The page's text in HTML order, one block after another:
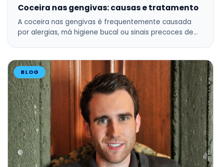
Coceira nas gengivas: causas e tratamento
A coceira nas gengivas é frequentemente causada
por alergias, má higiene bucal ou sinais precoces de…
BLOG